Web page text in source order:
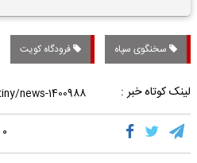
سخنگوی سپاه فرودگاه کویت
لینک کوتاه خبر :
۰